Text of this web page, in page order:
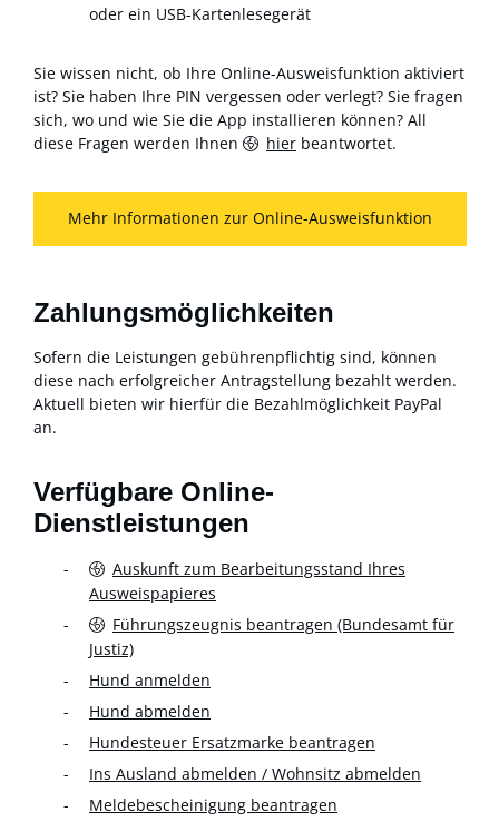
oder ein USB-Kartenlesegerät
Sie wissen nicht, ob Ihre Online-Ausweisfunktion aktiviert
ist? Sie haben Ihre PIN vergessen oder verlegt? Sie fragen
sich, wo und wie Sie die App installieren können? All
diese Fragen werden Ihnen
hier beantwortet.
Mehr Informationen zur Online-Ausweisfunktion
Zahlungsmöglichkeiten
Sofern die Leistungen gebührenpflichtig sind, können
diese nach erfolgreicher Antragstellung bezahlt werden.
Aktuell bieten wir hierfür die Bezahlmöglichkeit PayPal
an.
Verfügbare Online-
Dienstleistungen
Auskunft zum Bearbeitungsstand Ihres
Ausweispapieres
Führungszeugnis beantragen (Bundesamt für
Justiz)
Hund anmelden
Hund abmelden
Hundesteuer Ersatzmarke beantragen
Ins Ausland abmelden / Wohnsitz abmelden
Meldebescheinigung beantragen